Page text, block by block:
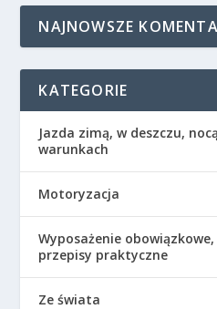
NAJNOWSZE
KATEGORIE
Jazda zimą, w deszczu,
warunkach
Motoryzacja
Wyposażenie
przepisy praktyczne
Ze świata